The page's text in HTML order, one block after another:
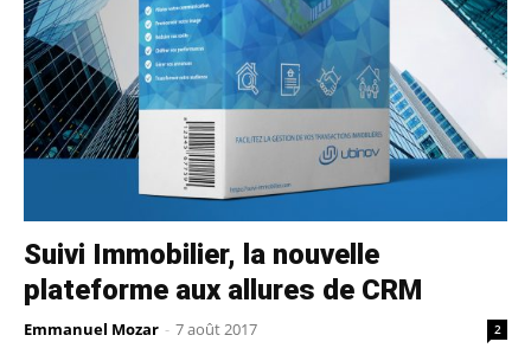
Suivi Immobilier, la nouvelle
plateforme aux allures de CRM
Emmanuel Mozar - 7 août 2017 2